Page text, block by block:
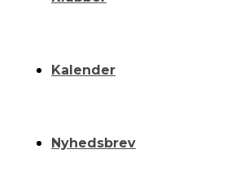
Kalender
Nyhedsbrev